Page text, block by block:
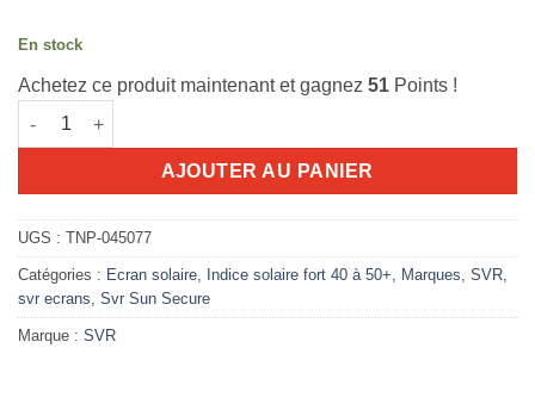
En stock
Achetez ce produit maintenant et gagnez 51 Points !
quantité de SVR Sun Secure Crème SPF 50+ 50ML
AJOUTER AU PANIER
UGS : TNP-045077
Catégories : Ecran solaire, Indice solaire fort 40 à 50+, Marques, SVR,
svr ecrans, Svr Sun Secure
Marque : SVR